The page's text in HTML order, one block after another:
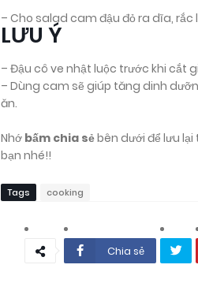
– Cho salad cam đậu đỏ ra dĩa,
LƯU Ý
– Đậu cô ve nhật luộc trước khi cắt
– Dùng cam sẽ giúp tăng dinh
ăn.
Nhớ bấm chia sẻbên dưới để lưu
bạn nhé!!
Tags cooking
Chia sẻ